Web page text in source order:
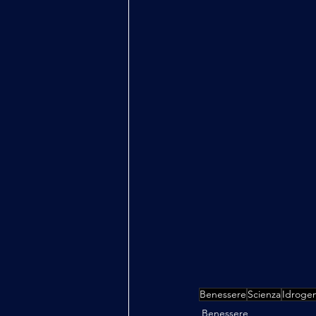
Benessere Scienza
Benessere